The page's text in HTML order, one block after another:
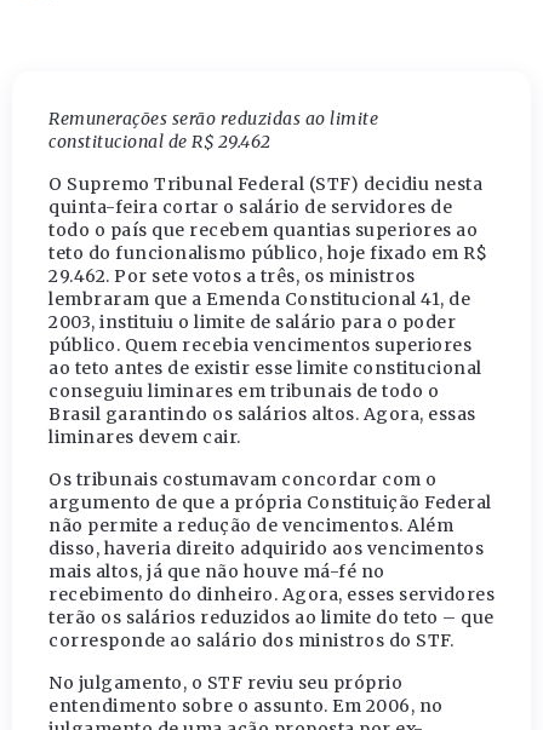
Remunerações serão reduzidas ao limite
constitucional de R$ 29.462
O Supremo Tribunal Federal (STF) decidiu nesta
quinta-feira cortar o salário de servidores de
todo o país que recebem quantias superiores ao
teto do funcionalismo público, hoje fixado em R$
29.462. Por sete votos a três, os ministros
lembraram que a Emenda Constitucional 41, de
2003, instituiu o limite de salário para o poder
público. Quem recebia vencimentos superiores
ao teto antes de existir esse limite constitucional
conseguiu liminares em tribunais de todo o
Brasil garantindo os salários altos. Agora, essas
liminares devem cair.
Os tribunais costumavam concordar com o
argumento de que a própria Constituição Federal
não permite a redução de vencimentos. Além
disso, haveria direito adquirido aos vencimentos
mais altos, já que não houve má-fé no
recebimento do dinheiro. Agora, esses servidores
terão os salários reduzidos ao limite do teto – que
corresponde ao salário dos ministros do STF.
No julgamento, o STF reviu seu próprio
entendimento sobre o assunto. Em 2006, no